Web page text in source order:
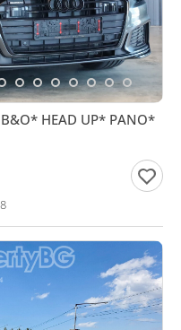
HEAD UP* PANO*